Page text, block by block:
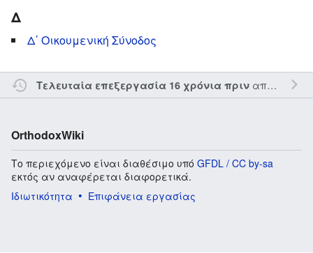
Δ
Δ΄ Οικουμενική Σύνοδος
Τελευταία επεξεργασία 16 χρόνια πριναπό τον την
OrthodoxWiki
Το περιεχόμενο είναι διαθέσιμο υπό GFDL / CC by-sa
εκτός αν αναφέρεται διαφορετικά.
Ιδιωτικότητα
Επιφάνεια εργασίας